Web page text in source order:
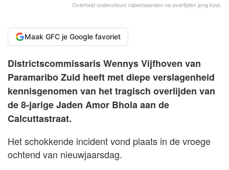
Overheid ondersteunt nabestaanden na overlijden jong kind.
Maak GFC je Google favoriet
Districtscommissaris Wennys Vijfhoven van
Paramaribo Zuid heeft met diepe verslagenheid
kennisgenomen van het tragisch overlijden van
de 8-jarige Jaden Amor Bhola aan de
Calcuttastraat.
Het schokkende incident vond plaats in de vroege
ochtend van nieuwjaarsdag.